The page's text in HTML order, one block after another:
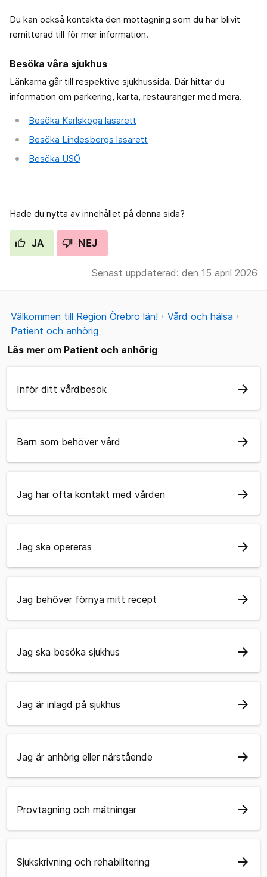
Du kan också kontakta den mottagning som du har blivit
remitterad till för mer information.
Besöka våra sjukhus
Länkarna går till respektive sjukhussida. Där hittar du
information om parkering, karta, restauranger med mera.
Besöka Karlskoga lasarett
Besöka Lindesbergs lasarett
Besöka USÖ
Hade du nytta av innehållet på denna sida?
JA NEJ
Senast uppdaterad: den 15 april 2026
Välkommen till Region Örebro län!
Vård och hälsa
Patient och anhörig
Läs mer om Patient och anhörig
Inför ditt vårdbesök arrow_forward
Barn som behöver vård arrow_forward
Jag har ofta kontakt med vården arrow_forward
Jag ska opereras arrow_forward
Jag behöver förnya mitt recept arrow_forward
Jag ska besöka sjukhus arrow_forward
Jag är inlagd på sjukhus arrow_forward
Jag är anhörig eller närstående arrow_forward
Provtagning och mätningar arrow_forward
Sjukskrivning och rehabilitering arrow_forward